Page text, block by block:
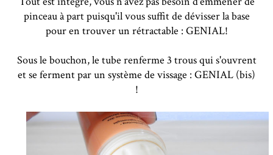
pinceau à part puisqu'il vous suffit de dévisser la base
pour en trouver un rétractable : GENIAL!
Sous le bouchon, le tube renferme 3 trous qui s'ouvrent
et se ferment par un système de vissage : GENIAL (bis)
!